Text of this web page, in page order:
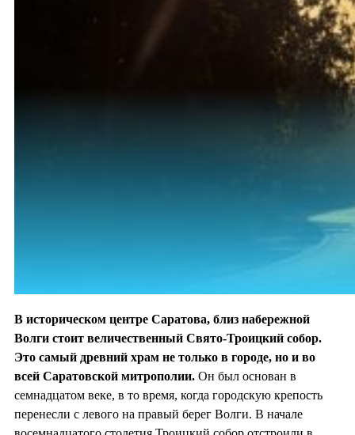
В историческом центре Саратова, близ набережной
Волги стоит величественный Свято-Троицкий собор.
Это самый древний храм не только в городе, но и во
всей Саратовской митрополии. Он был основан в
семнадцатом веке, в то время, когда городскую крепость
перенесли с левого на правый берег Волги. В начале